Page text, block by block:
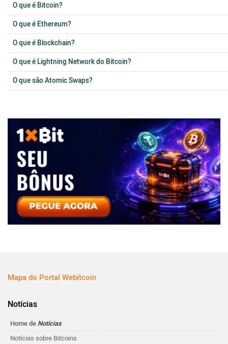
O que é Bitcoin?
O que é Ethereum?
O que é Blockchain?
O que é Lightning Network do Bitcoin?
O que são Atomic Swaps?
Mapa do Portal Webitcoin
Notícias
Home de Notícias
Notícias sobre Bitcoins